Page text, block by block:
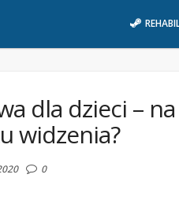
dla dzieci –
widzenia?
0